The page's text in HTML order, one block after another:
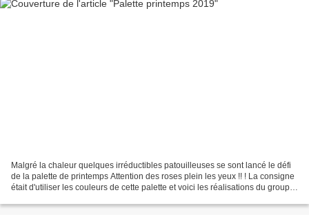
Malgré la chaleur quelques irréductibles patouilleuses se sont lancé le défi
de la palette de printemps Attention des roses plein les yeux !! ! La consigne
était d'utiliser les couleurs de cette palette et voici les réalisations du groupe